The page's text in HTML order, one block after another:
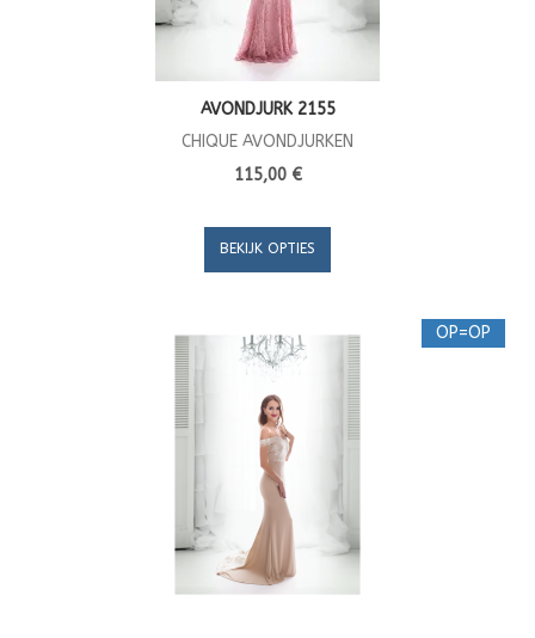
AVONDJURK 2155
CHIQUE AVONDJURKEN
115,00 €
BEKIJK OPTIES
OP=OP